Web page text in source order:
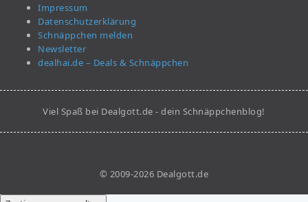
Impressum
Datenschutzerklärung
Schnäppchen melden
Newsletter
dealhai.de – Deals & Schnäppchen
Viel Spaß bei Dealgott.de - dein Schnäppchenblog!
© 2009-2026 Dealgott.de